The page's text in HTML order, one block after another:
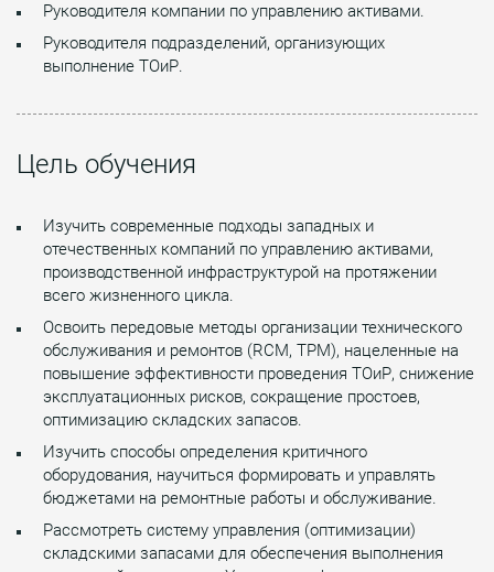
Руководителя компании по управлению активами.
Руководителя подразделений, организующих
выполнение ТОиР.
Цель обучения
Изучить современные подходы западных и
отечественных компаний по управлению активами,
производственной инфраструктурой на протяжении
всего жизненного цикла.
Освоить передовые методы организации технического
обслуживания и ремонтов (RCM, TPM), нацеленные на
повышение эффективности проведения ТОиР, снижение
эксплуатационных рисков, сокращение простоев,
оптимизацию складских запасов.
Изучить способы определения критичного
оборудования, научиться формировать и управлять
бюджетами на ремонтные работы и обслуживание.
Рассмотреть систему управления (оптимизации)
складскими запасами для обеспечения выполнения